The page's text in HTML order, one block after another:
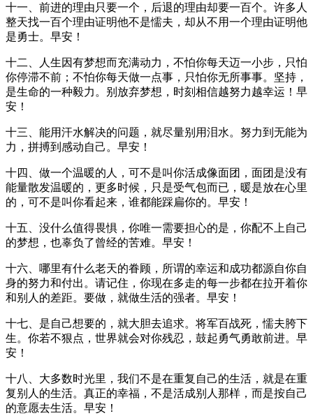
十一、前进的理由只要一个，后退的理由却要一百个。许多人
整天找一百个理由证明他不是懦夫，却从不用一个理由证明他
是勇士。早安！
十二、人生因有梦想而充满动力，不怕你每天迈一小步，只怕
你停滞不前；不怕你每天做一点事，只怕你无所事事。坚持，
是生命的一种毅力。别放弃梦想，时刻相信越努力越幸运！早
安！
十三、能用汗水解决的问题，就尽量别用泪水。努力到无能为
力，拼搏到感动自己。早安！
十四、做一个温暖的人，可不是叫你活成像面团，面团是没有
能量散发温暖的，更多时候，只是受气包而已，暖是放在心里
的，可不是叫你看起来，谁都能踩扁你的。早安！
十五、没什么值得畏惧，你唯一需要担心的是，你配不上自己
的梦想，也辜负了曾经的苦难。早安！
十六、哪里有什么老天的眷顾，所谓的幸运和成功都源自你自
身的努力和付出。请记住，你现在多走的每一步都在拉开着你
和别人的差距。要做，就做生活的强者。早安！
十七、是自己想要的，就大胆去追求。将军百战死，懦夫胯下
生。你若不狠点，世界就会对你残忍，鼓起勇气勇敢前进。早
安！
十八、大多数时光里，我们不是在重复自己的生活，就是在重
复别人的生活。真正的幸福，不是活成别人那样，而是按自己
的意愿去生活。早安！